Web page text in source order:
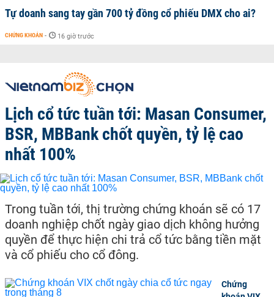
Tự doanh sang tay gần 700 tỷ đồng cổ phiếu DMX cho ai?
CHỨNG KHOÁN - 16 giờ trước
Lịch cổ tức tuần tới: Masan Consumer,
BSR, MBBank chốt quyền, tỷ lệ cao
nhất 100%
Trong tuần tới, thị trường chứng khoán sẽ có 17
doanh nghiệp chốt ngày giao dịch không hưởng
quyền để thực hiện chi trả cổ tức bằng tiền mặt
và cổ phiếu cho cổ đông.
Chứng